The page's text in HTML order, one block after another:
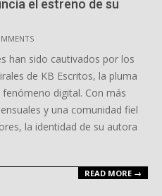
el estreno de su
han sido cautivados por los
de KB Escritos, la pluma
digital. Con más
y una comunidad fiel
la identidad de su autora
READ MORE →